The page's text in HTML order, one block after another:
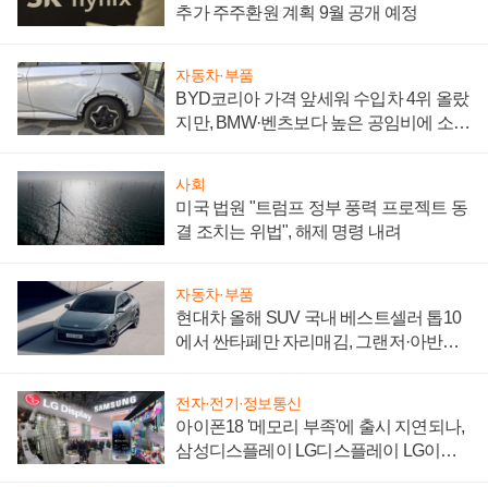
추가 주주환원 계획 9월 공개 예정
자동차·부품
BYD코리아 가격 앞세워 수입차 4위 올랐
지만, BMW·벤츠보다 높은 공임비에 소비
사회
미국 법원 "트럼프 정부 풍력 프로젝트 동
결 조치는 위법", 해제 명령 내려
자동차·부품
현대차 올해 SUV 국내 베스트셀러 톱10
에서 싼타페만 자리매김, 그랜저·아반떼
전자·전기·정보통신
아이폰18 '메모리 부족'에 출시 지연되나,
삼성디스플레이 LG디스플레이 LG이노